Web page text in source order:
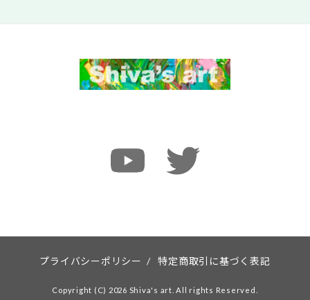
プライバシーポリシー / 特定商取引に基づく表記
Copyright (C) 2026 Shiva's art. All rights Reserved.